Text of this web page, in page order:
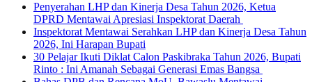
Penyerahan LHP dan Kinerja Desa Tahun 2026, Ketua
DPRD Mentawai Apresiasi Inspektorat Daerah
Inspektorat Mentawai Serahkan LHP dan Kinerja Desa Tahun
2026, Ini Harapan Bupati
30 Pelajar Ikuti Diklat Calon Paskibraka Tahun 2026, Bupati
Rinto : Ini Amanah Sebagai Generasi Emas Bangsa